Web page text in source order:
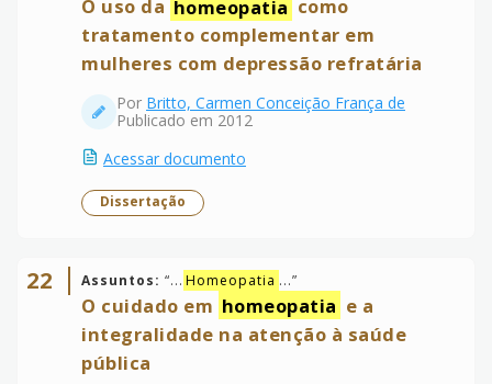
O uso da homeopatia como
tratamento complementar em
mulheres com depressão refratária
Por Britto, Carmen Conceição França de
Publicado em 2012
Acessar documento
Dissertação
22 Assuntos: “... Homeopatia ...”
O cuidado em homeopatia e a
integralidade na atenção à saúde
pública